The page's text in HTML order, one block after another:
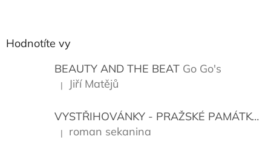
Hodnotíte vy
BEAUTY AND THE BEAT Go Go's
Hodnocení produktu je 5 z 5 hvězdiček.
| Jiří Matějů
VYSTŘIHOVÁNKY - PRAŽSKÉ PAMÁTKY
Hodnocení produktu je 5 z 5 hvězdiček.
| roman sekanina